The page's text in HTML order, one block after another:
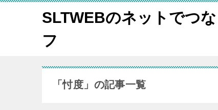
SLTWEBのネットでつ
フ
「忖度」の記事一覧